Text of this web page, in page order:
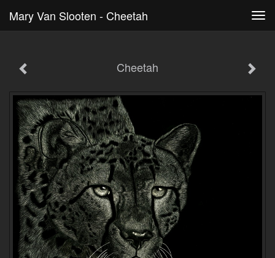
Mary Van Slooten - Cheetah
Cheetah